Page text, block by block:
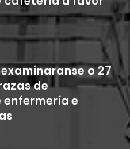
o 27
de
e